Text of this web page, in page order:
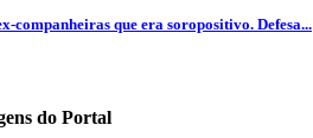
companheiras que era soropositivo. Defesa...
do Portal